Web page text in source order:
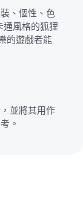
、個性、色
通風格的狐狸
的遊戲者能
並將其用作
。